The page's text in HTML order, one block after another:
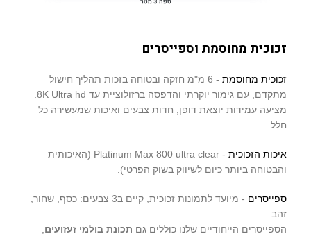
זכוכית מחוסמת וספייסרים
זכוכית מחוסמת
- 6 מ"מ חזקה ובטוחה בזכות תהליך חישול
מתקדם, עם גימור יוקרתי והדפסה ברזולוציית עד 8K Ultra hd.
מציעה עמידות יוצאת דופן, חדות צבעים ואיכות שמעשירה כל
חלל.
איכות הזכוכית
- Platinum Max 800 ultra clear (האיכותית
והבטוחה ביותר כיום לשיווק בשוק הפרטי).
ספייסרים
- מיועד לתמונות זכוכית, קיים ב3 צבעים: כסף, שחור,
זהב.
הספייסרים הייחודיים שלנו כוללים גם תכונת בולמי זעזועים,